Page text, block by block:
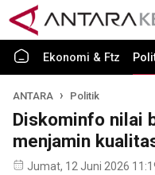
Ekonomi & Ftz
ANTARA Politik
Diskominfo nilai
menjamin
Jumat, 12 Juni 2026